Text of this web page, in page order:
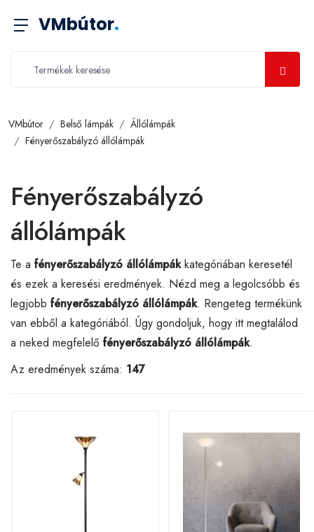
VMbútor.
VMbútor Belső lámpák
Állólámpák
Fényerőszabályzó állólámpák
Fényerőszabályzó
állólámpák
Te a fényerőszabályzó állólámpákkategóriában keresetél
és ezek a keresési eredmények. Nézd meg a legolcsóbb és
legjobb fényerőszabályzó állólámpák. Rengeteg termékünk
van ebből a kategóriából. Úgy gondoljuk, hogy itt megtalálod
a neked megfelelő fényerőszabályzó állólámpák.
Az eredmények száma: 147